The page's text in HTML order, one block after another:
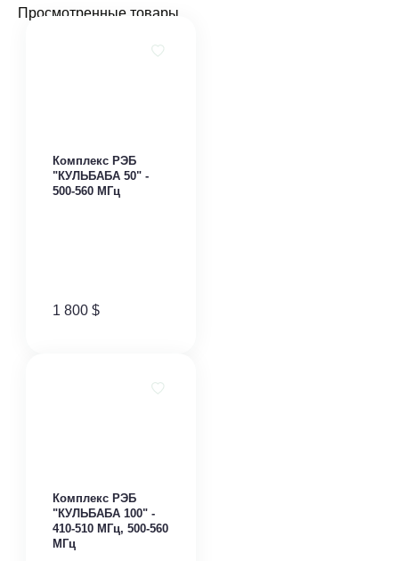
Просмотренные товары
Комплекс РЭБ
"КУЛЬБАБА 50" -
500-560 МГц
1 800 $
Комплекс РЭБ
"КУЛЬБАБА 100" -
410-510 МГц, 500-560
МГц